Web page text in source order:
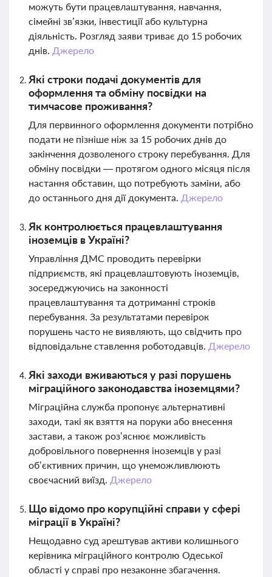
можуть бути працевлаштування, навчання,
сімейні зв’язки, інвестиції або культурна
діяльність. Розгляд заяви триває до 15 робочих
днів. Джерело
Які строки подачі документів для
оформлення та обміну посвідки на
тимчасове проживання?
Для первинного оформлення документи потрібно
подати не пізніше ніж за 15 робочих днів до
закінчення дозволеного строку перебування. Для
обміну посвідки — протягом одного місяця після
настання обставин, що потребують заміни, або
до останнього дня дії документа. Джерело
Як контролюється працевлаштування
іноземців в Україні?
Управління ДМС проводить перевірки
підприємств, які працевлаштовують іноземців,
зосереджуючись на законності
працевлаштування та дотриманні строків
перебування. За результатами перевірок
порушень часто не виявляють, що свідчить про
відповідальне ставлення роботодавців. Джерело
Які заходи вживаються у разі порушень
міграційного законодавства іноземцями?
Міграційна служба пропонує альтернативні
заходи, такі як взяття на поруки або внесення
застави, а також роз’яснює можливість
добровільного повернення іноземців у разі
об’єктивних причин, що унеможливлюють
своєчасний виїзд. Джерело
Що відомо про корупційні справи у сфері
міграції в Україні?
Нещодавно суд арештував активи колишнього
керівника міграційного контролю Одеської
області у справі про незаконне збагачення.